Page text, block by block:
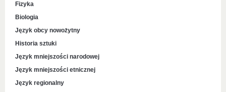
Fizyka
Biologia
Język obcy nowożytny
Historia sztuki
Język mniejszości narodowej
Język mniejszości etnicznej
Język regionalny